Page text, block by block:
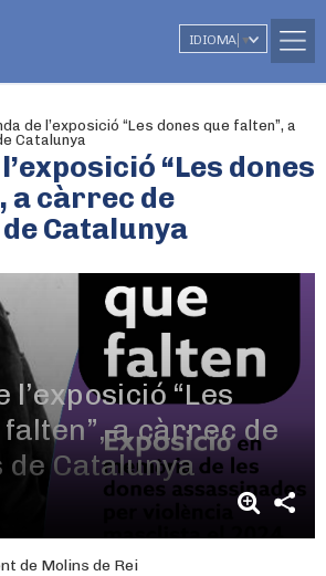
IDIOMA ▼
de l’exposició “Les dones que falten”, a
Catalunya
“Les dones
a càrrec de
Catalunya
l’exposició “Les
a càrrec de
de Catalunya
de Molins de Rei